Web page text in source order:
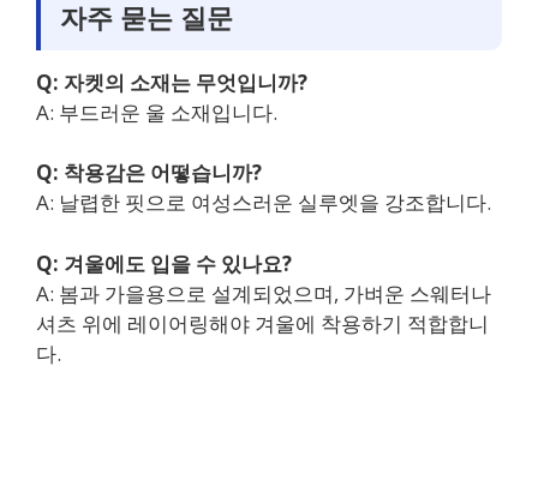
자주 묻는 질문
Q: 자켓의 소재는 무엇입니까?
A: 부드러운 울 소재입니다.
Q: 착용감은 어떻습니까?
A: 날렵한 핏으로 여성스러운 실루엣을 강조합니다.
Q: 겨울에도 입을 수 있나요?
A: 봄과 가을용으로 설계되었으며, 가벼운 스웨터나
셔츠 위에 레이어링해야 겨울에 착용하기 적합합니
다.